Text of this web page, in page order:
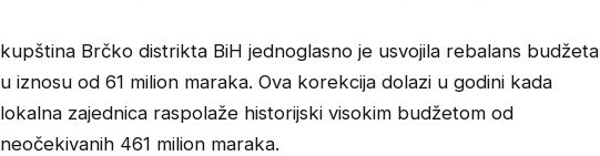
kupština Brčko distrikta BiH jednoglasno je usvojila rebalans budžeta
u iznosu od 61 milion maraka. Ova korekcija dolazi u godini kada
lokalna zajednica raspolaže historijski visokim budžetom od
neočekivanih 461 milion maraka.